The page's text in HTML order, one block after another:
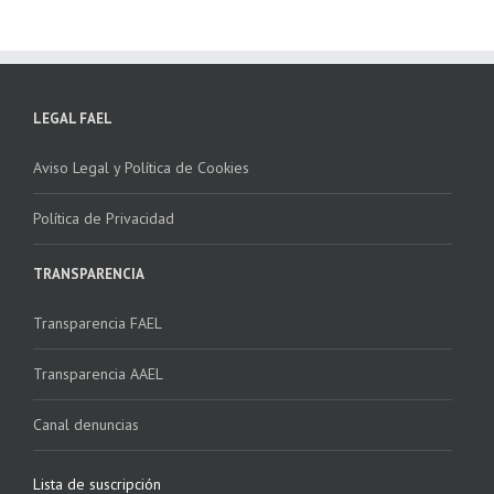
LEGAL FAEL
Aviso Legal y Política de Cookies
Política de Privacidad
TRANSPARENCIA
Transparencia FAEL
Transparencia AAEL
Canal denuncias
Lista de suscripción